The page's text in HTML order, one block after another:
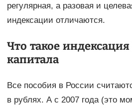
регулярная, а разовая и
индексации отличаются.
Что такое
капитала
Все пособия в России
в рублях. А с 2007 года (это